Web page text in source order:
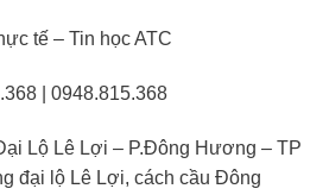
tế – Tin học ATC
| 0948.815.368
Lộ Lê Lợi – P.Đông Hương – TP
đại lộ Lê Lợi, cách cầu Đông